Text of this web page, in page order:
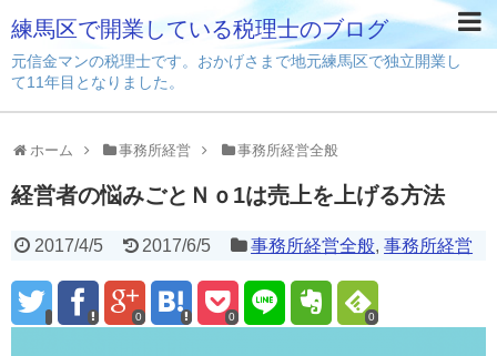
練馬区で開業している税理士のブログ
元信金マンの税理士です。おかげさまで地元練馬区で独立開業し
て11年目となりました。
ホーム 事務所経営 事務所経営全般
経営者の悩みごとＮｏ1は売上を上げる方法
2017/4/5 2017/6/5 事務所経営全般,事務所経営
0 0 0